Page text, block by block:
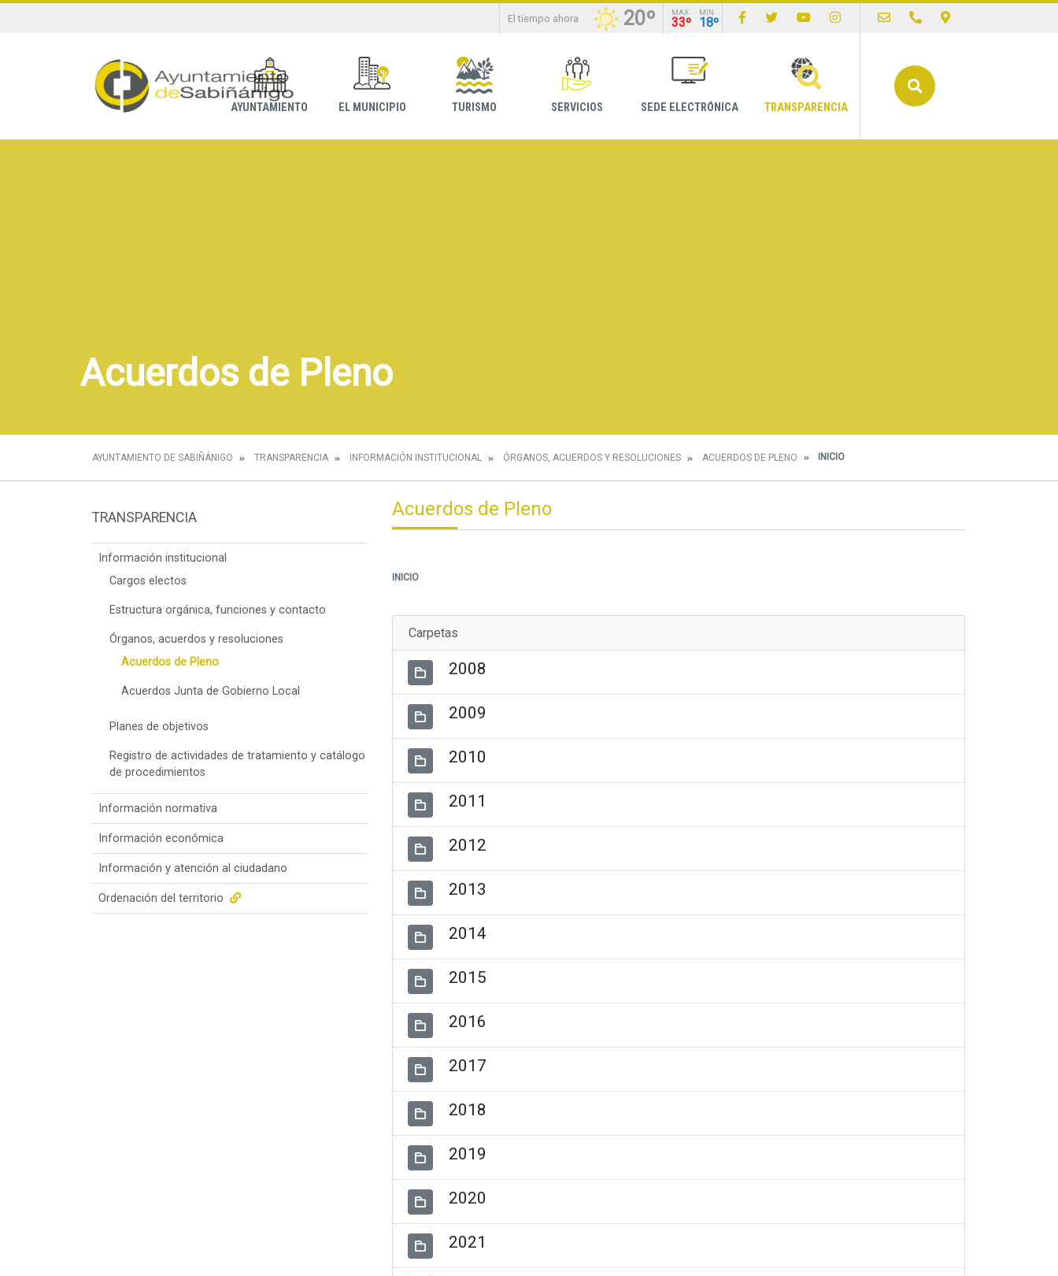
El tiempo ahora 20º MAX
33º
MIN
18º
AYUNTAMIENTO EL MUNICIPIO TURISMO SERVICIOS SEDE ELECTRÓNICA TRANSPARENCIA
Acuerdos de Pleno
AYUNTAMIENTO DE SABIÑÁNIGO TRANSPARENCIA INFORMACIÓN INSTITUCIONAL ÓRGANOS, ACUERDOS Y RESOLUCIONES ACUERDOS DE PLENO INICIO
TRANSPARENCIA
Información institucional
Cargos electos
Estructura orgánica, funciones y contacto
Órganos, acuerdos y resoluciones
Acuerdos de Pleno
Acuerdos Junta de Gobierno Local
Planes de objetivos
Registro de actividades de tratamiento y catálogo
de procedimientos
Información normativa
Información económica
Información y atención al ciudadano
Ordenación del territorio
Acuerdos de Pleno
INICIO
Carpetas
2008
2009
2010
2011
2012
2013
2014
2015
2016
2017
2018
2019
2020
2021